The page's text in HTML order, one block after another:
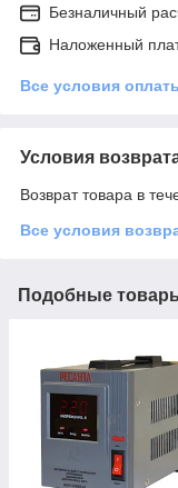
Безналичный
Наложенный
Все условия
Условия
Возврат товара в
Все условия
Подобные